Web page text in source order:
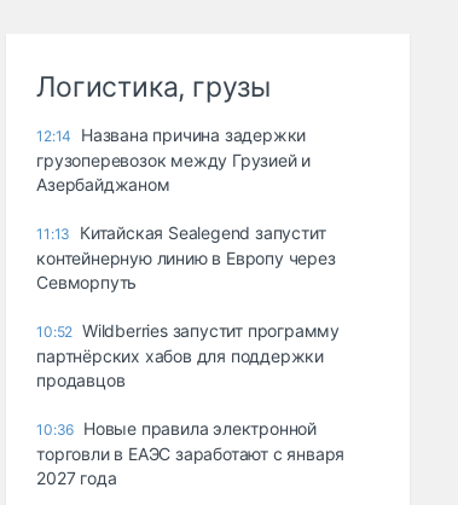
Логистика, грузы
12:14
Названа причина задержки
грузоперевозок между Грузией и
Азербайджаном
11:13
Китайская Sealegend запустит
контейнерную линию в Европу через
Севморпуть
10:52 Wildberries запустит программу
партнёрских хабов для поддержки
продавцов
10:36 Новые правила электронной
торговли в ЕАЭС заработают с января
2027 года